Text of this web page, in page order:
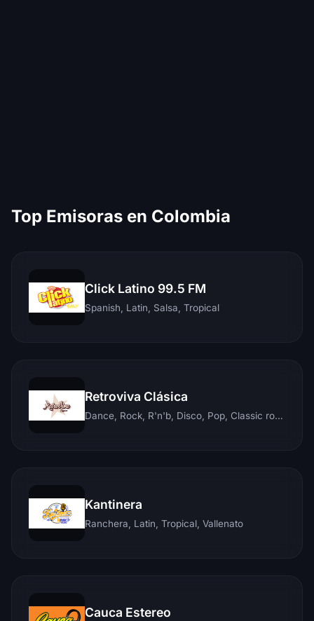
Top Emisoras en Colombia
Click Latino 99.5 FM
Spanish, Latin, Salsa, Tropical
Retroviva Clásica
Dance, Rock, R'n'b, Disco, Pop, Classic rock, Techno, Reggae
Kantinera
Ranchera, Latin, Tropical, Vallenato
Cauca Estereo